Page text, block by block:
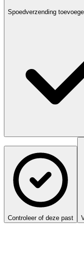
Spoedverzending
Controleer of deze past